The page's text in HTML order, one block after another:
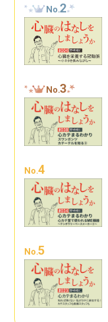
No.2
No.3
No.4
No.5